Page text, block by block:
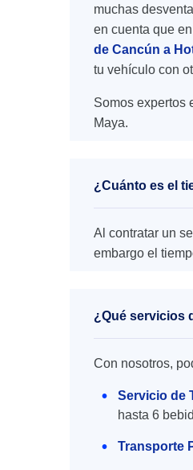
muchas
en cuenta que
de Cancún a
tu vehículo con
Somos expertos
Maya.
¿Cuánto es el
Al contratar un
embargo el
¿Qué servicios
Con nosotros,
Servicio de
hasta 6
Transporte